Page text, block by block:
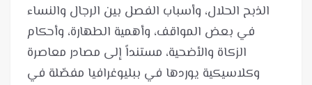
الذبح الحلال، وأسباب الفصل بين الرجال والنساء
في بعض المواقف، وأهمية الطهارة، وأحكام
الزكاة والأضحية، مستنداً إلى مصادر معاصرة
وكلاسيكية يوردها في ببليوغرافيا مفصّلة في